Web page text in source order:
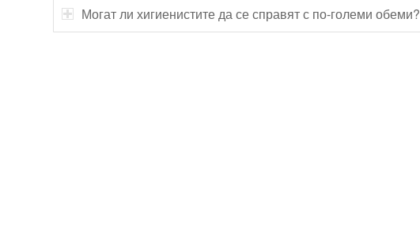
Могат ли хигиенистите да се справят с по-големи обеми?